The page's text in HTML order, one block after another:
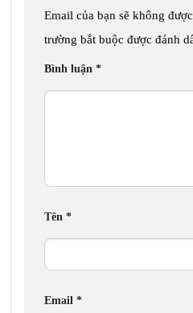
Email của bạn sẽ không
trường bắt buộc được đánh
Bình luận *
Tên *
Email *